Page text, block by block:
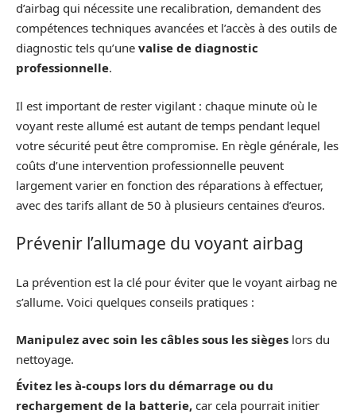
d’airbag qui nécessite une recalibration, demandent des
compétences techniques avancées et l’accès à des outils de
diagnostic tels qu’une valise de diagnostic
professionnelle.
Il est important de rester vigilant : chaque minute où le
voyant reste allumé est autant de temps pendant lequel
votre sécurité peut être compromise. En règle générale, les
coûts d’une intervention professionnelle peuvent
largement varier en fonction des réparations à effectuer,
avec des tarifs allant de 50 à plusieurs centaines d’euros.
Prévenir l’allumage du voyant airbag
La prévention est la clé pour éviter que le voyant airbag ne
s’allume. Voici quelques conseils pratiques :
Manipulez avec soin les câbles sous les sièges lors du
nettoyage.
Évitez les à-coups lors du démarrage ou du
rechargement de la batterie, car cela pourrait initier